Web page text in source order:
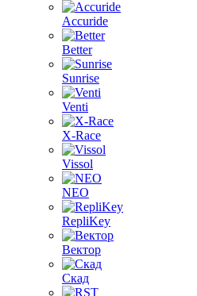
Accuride
Better
Sunrise
Venti
X-Race
Vissol
NEO
RepliKey
Вектор
Скад